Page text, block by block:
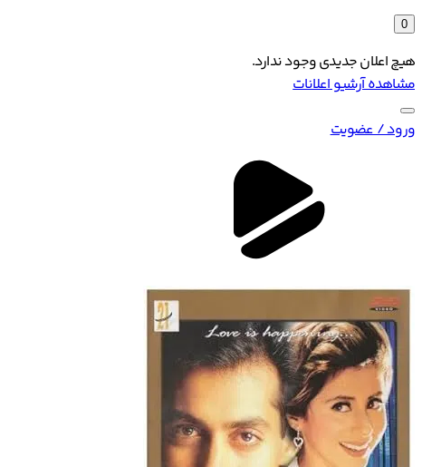
0
هیچ اعلان جدیدی وجود ندارد.
مشاهده آرشیو اعلانات
ورود / عضویت